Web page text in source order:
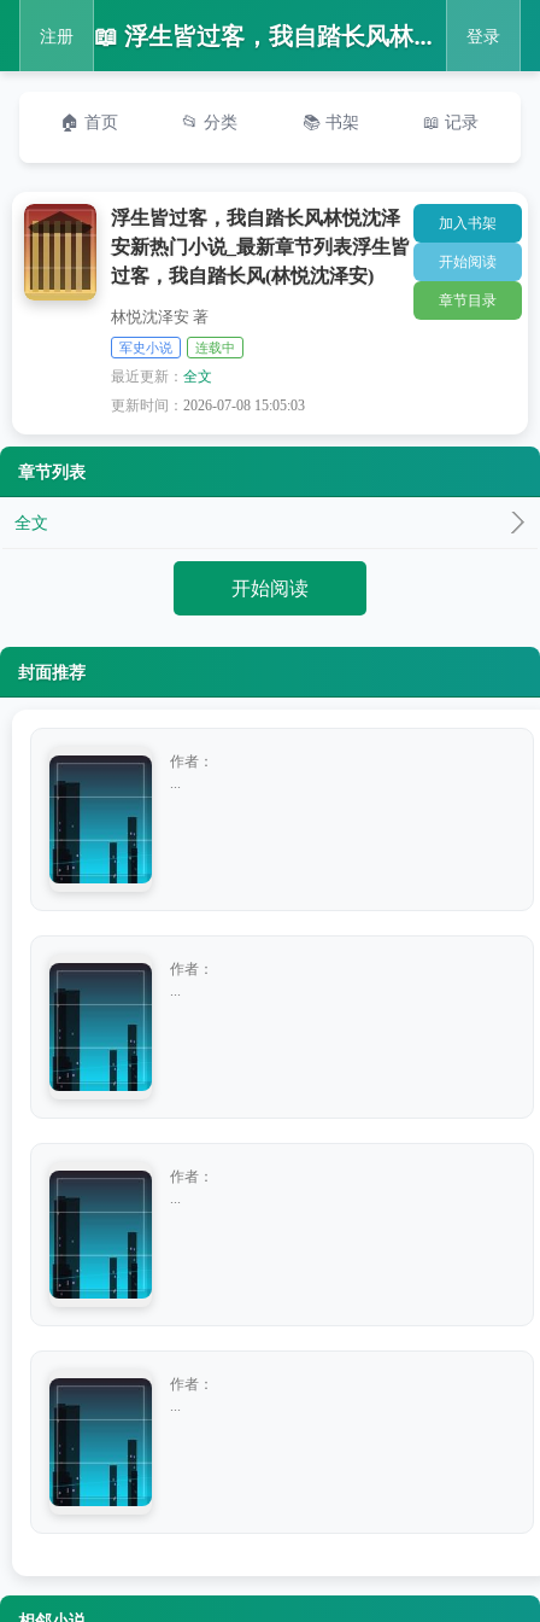
注册 📖 浮生皆过客，我自踏长风林悦沈泽安新热门小说_最新章节列表浮生皆过客，我自踏长风(林悦沈泽安) 登录
🏠 首页 📂 分类 📚 书架 📖 记录
浮生皆过客，我自踏长风林悦沈泽
安新热门小说_最新章节列表浮生皆
过客，我自踏长风(林悦沈泽安)
林悦沈泽安 著
军史小说 连载中
最近更新：全文
更新时间：2026-07-08 15:05:03
加入书架
开始阅读
章节目录
章节列表
全文
开始阅读
封面推荐
作者：
作者：
作者：
作者：